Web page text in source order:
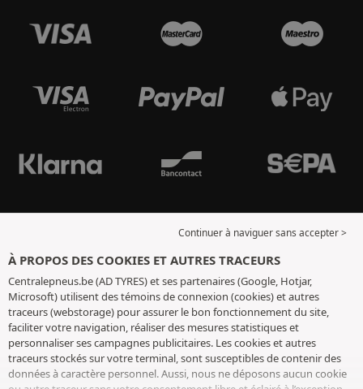
Continuer à naviguer sans accepter >
À PROPOS DES COOKIES ET AUTRES TRACEURS
Centralepneus.be (AD TYRES) et ses partenaires (Google, Hotjar,
Microsoft) utilisent des témoins de connexion (cookies) et autres
traceurs (webstorage) pour assurer le bon fonctionnement du site,
faciliter votre navigation, réaliser des mesures statistiques et
personnaliser ses campagnes publicitaires. Les cookies et autres
traceurs stockés sur votre terminal, sont susceptibles de contenir des
données à caractère personnel. Aussi, nous ne déposons aucun cookie